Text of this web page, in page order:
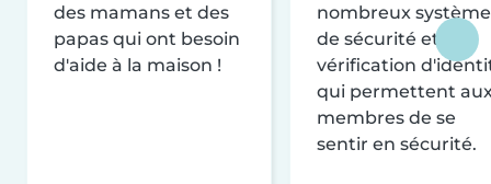
des mamans et des
papas qui ont besoin
d'aide à la maison !
nombreux
de sécurité et de
vérification
qui permettent
membres de se
sentir en sécurité.